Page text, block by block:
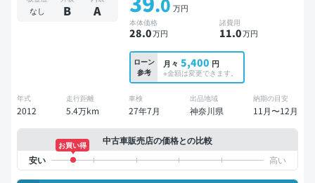
なし B A 万円
本体価格
28.0万円
諸費用
11.0万円
ローン
参考
月々 5,400 円
※金額は変更できます。
年式
2012
走行距離
5.4万km
車検
27年7月
出品地域
神奈川県
納期の目安
11月〜12月
中古車販売店の価格との比較
お買い得